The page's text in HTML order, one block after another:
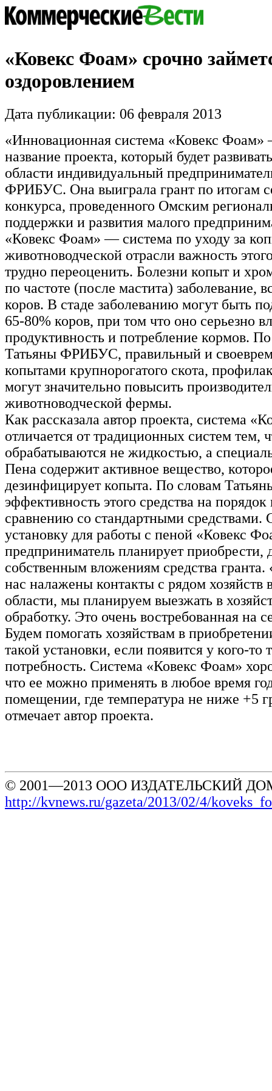
«Ковекс Фоам» срочно
оздоровлением
Дата публикации: 06 февраля 2013
«Инновационная система «Ковекс Фоам»
название проекта, который будет
области индивидуальный
ФРИБУС. Она выиграла грант по итогам
конкурса, проведенного Омским
поддержки и развития малого
«Ковекс Фоам» — система по уходу за
животноводческой отрасли важность
трудно переоценить. Болезни копыт и
по частоте (после мастита) заболевание,
коров. В стаде заболеванию могут быть
65-80% коров, при том что оно серьезно
продуктивность и потребление кормов.
Татьяны ФРИБУС, правильный и
копытами крупнорогатого скота,
могут значительно повысить
животноводческой фермы.
Как рассказала автор проекта, система
отличается от традиционных систем тем,
обрабатываются не жидкостью, а
Пена содержит активное вещество,
дезинфицирует копыта. По словам
эффективность этого средства на
сравнению со стандартными средствами.
установку для работы с пеной «Ковекс
предприниматель планирует приобрести,
собственным вложениям средства
нас налажены контакты с рядом хозяйств
области, мы планируем выезжать в
обработку. Это очень востребованная на
Будем помогать хозяйствам в
такой установки, если появится у кого-то
потребность. Система «Ковекс Фоам»
что ее можно применять в любое время
помещении, где температура не ниже +5
отмечает автор проекта.
© 2001—2013 ООО ИЗДАТЕЛЬСКИЙ
http://kvnews.ru/gazeta/2013/02/4/